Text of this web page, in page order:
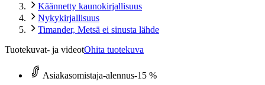
Käännetty kaunokirjallisuus
Nykykirjallisuus
Timander, Metsä ei sinusta lähde
Tuotekuvat- ja videotOhita tuotekuva
Asiakasomistaja-alennus-15 %